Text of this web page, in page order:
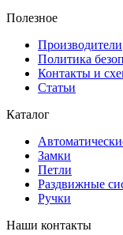
Полезное
Производители
Политика
Контакты и
Статьи
Каталог
Замки
Петли
Раздвижные
Ручки
Наши контакты